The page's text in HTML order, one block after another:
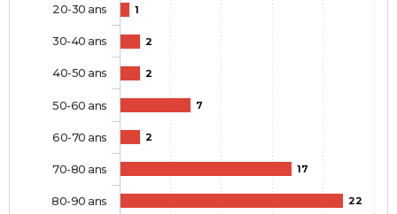
1
2
2
7
2
17
22
20-30 ans
30-40 ans
40-50 ans
50-60 ans
60-70 ans
70-80 ans
80-90 ans